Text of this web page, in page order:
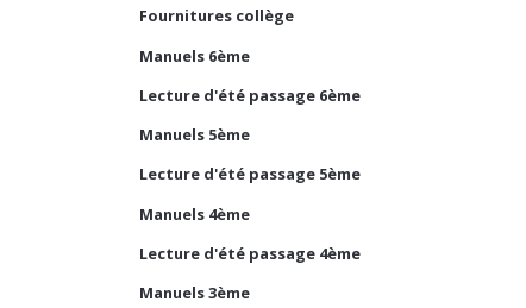
Fournitures collège
Manuels 6ème
Lecture d'été passage 6ème
Manuels 5ème
Lecture d'été passage 5ème
Manuels 4ème
Lecture d'été passage 4ème
Manuels 3ème